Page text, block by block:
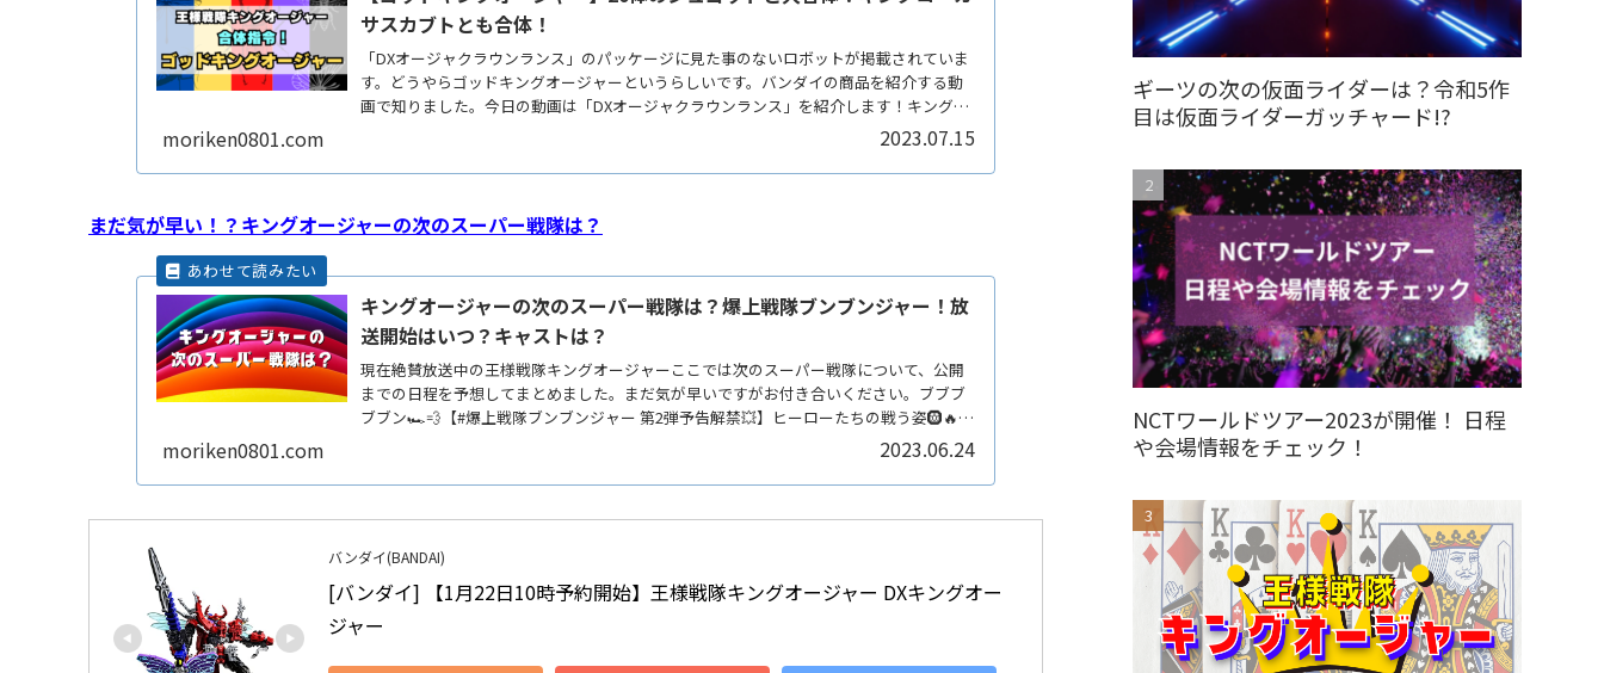
サスカブトとも合体！
「DXオージャクラウンランス」のパッケージに見た事のないロボットが掲載されていま
す。どうやらゴッドキングオージャーというらしいです。バンダイの商品を紹介する動
画で知りました。今日の動画は「DXオージャクラウンランス」を紹介します！キングコ
moriken0801.com 2023.07.15
まだ気が早い！？キングオージャーの次のスーパー戦隊は？
キングオージャーの次のスーパー戦隊は？爆上戦隊ブンブンジャー！放
送開始はいつ？キャストは？
現在絶賛放送中の王様戦隊キングオージャーここでは次のスーパー戦隊について、公開
までの日程を予想してまとめました。まだ気が早いですがお付き合いください。ブブブ
ブブン🏎💨【#爆上戦隊ブンブンジャー 第2弾予告解禁💥】ヒーローたちの戦う姿🛞🔥カ
moriken0801.com 2023.06.24
バンダイ(BANDAI)
[バンダイ] 【1月22日10時予約開始】王様戦隊キングオージャー DXキングオー
ジャー
ギーツの次の仮面ライダーは？令和5作
目は仮面ライダーガッチャード!?
NCTワールドツアー2023が開催！ 日程
や会場情報をチェック！